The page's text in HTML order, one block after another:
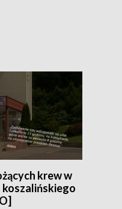
krew w
koszalińskiego